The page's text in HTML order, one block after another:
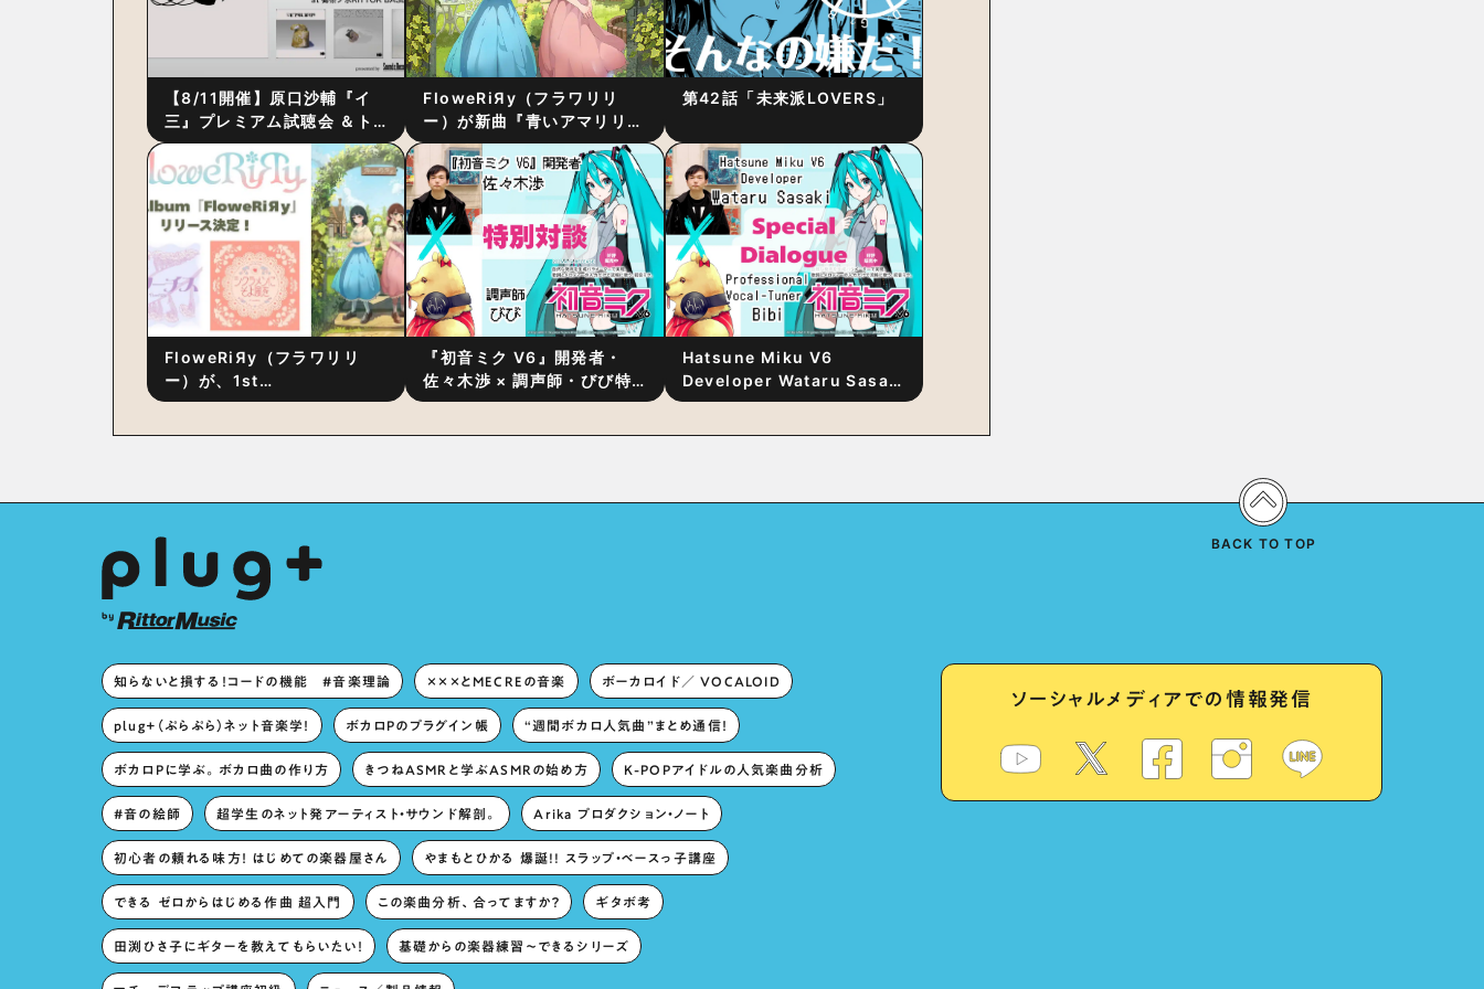
【8/11開催】原口沙輔『イ
三』プレミアム試聴会 ＆ト
ーク・セッション 〜完成直
後の“ピュアな原音体験”と制
作秘話
FloweRiЯy（フラワリリ
ー）が新曲『青いアマリリ
ス』をリリース！1stアルバ
ム詳細も発表
第42話「未来派LOVERS」
FloweRiЯy（フラワリリ
ー）が、1st
Album『FloweRiЯy』を9
『初音ミク V6』開発者・
佐々木渉 × 調声師・びび特
別対談 〜豊かな歌声表現の
Hatsune Miku V6
Developer Wataru Sasaki
× Professional Vocal-
知らないと損する！コードの機能 #音楽理論 ×××とMECREの音楽 ボーカロイド／ VOCALOID
plug+（ぷらぷら）ネット音楽学！ ボカロPのプラグイン帳 “週間ボカロ人気曲”まとめ通信！
ボカロPに学ぶ。ボカロ曲の作り方 きつねASMRと学ぶASMRの始め方 K-POPアイドルの人気楽曲分析
#音の絵師 超学生のネット発アーティスト・サウンド解剖。 Arika プロダクション・ノート
初心者の頼れる味方！ はじめての楽器屋さん やまもとひかる 爆誕!! スラップ・ベースっ子講座
できる ゼロからはじめる作曲 超入門 この楽曲分析、合ってますか？ ギタボ考
田渕ひさ子にギターを教えてもらいたい！ 基礎からの楽器練習〜できるシリーズ
ソーシャルメディアでの情報発信
BACK TO TOP